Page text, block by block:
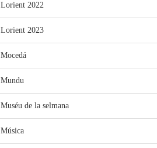
Lorient 2022
Lorient 2023
Mocedá
Mundu
Muséu de la selmana
Música